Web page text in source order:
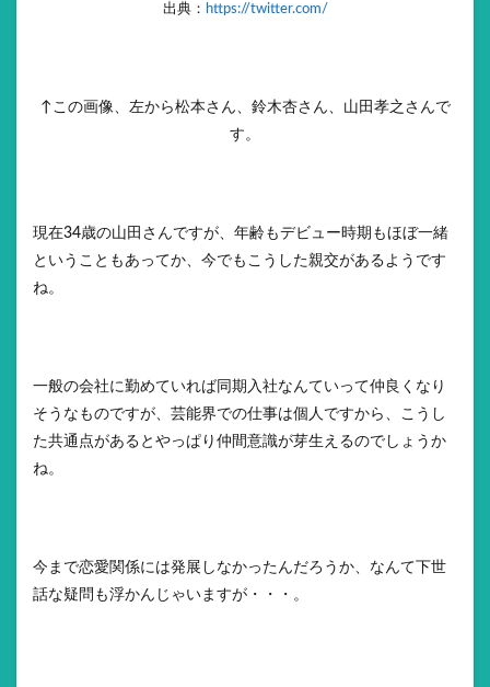
出典： https://twitter.com/
↑この画像、左から松本さん、鈴木杏さん、山田孝之さんで
す。
現在34歳の山田さんですが、年齢もデビュー時期もほぼ一緒
ということもあってか、今でもこうした親交があるようです
ね。
一般の会社に勤めていれば同期入社なんていって仲良くなり
そうなものですが、芸能界での仕事は個人ですから、こうし
た共通点があるとやっぱり仲間意識が芽生えるのでしょうか
ね。
今まで恋愛関係には発展しなかったんだろうか、なんて下世
話な疑問も浮かんじゃいますが・・・。